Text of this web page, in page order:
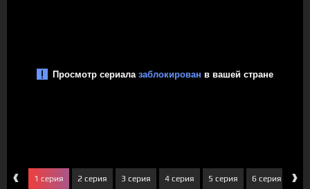
‹ 1 серия 2 серия 3 серия 4 серия 5 серия 6 серия 7
›